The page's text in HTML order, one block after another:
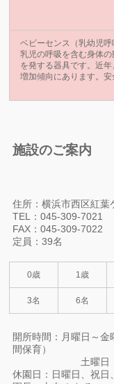
ベビーセンス（乳幼児
乳児の呼吸を含む身体
を発する器具です。近
増加傾向にあります。安
施設のご案内
住所：横浜市西区紅
TEL：045-309-7021
FAX：045-309-7022
定員：39名
0歳 1歳
3名 6名
開所時間：月曜日～
間保育）
土曜日 午前7
休園日：日曜日、祝日